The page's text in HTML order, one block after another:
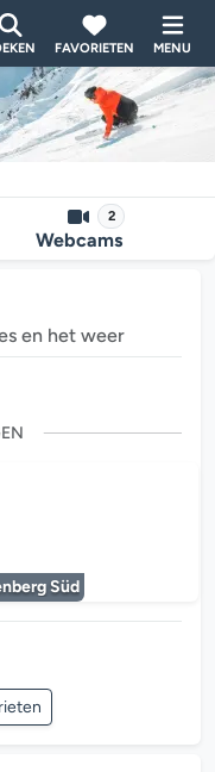
FAVORIETEN MENU
2
Webcams
en het weer
Süd